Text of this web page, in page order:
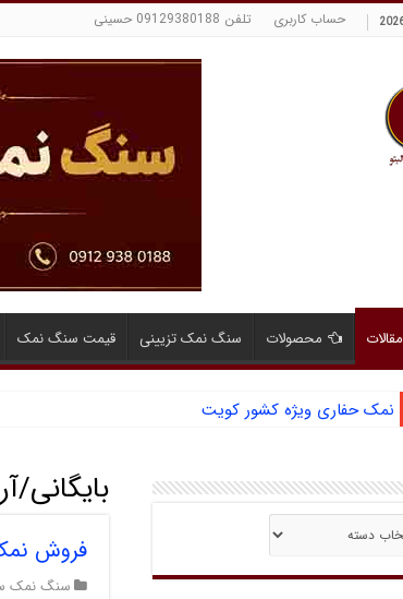
حساب کاربری تلفن 09129380188 حسینی
مقالات محصولات سنگ نمک تزیینی قیمت سنگ نمک
نمک حفاری ویژه کشور کویت
فروش
سنگ نمک